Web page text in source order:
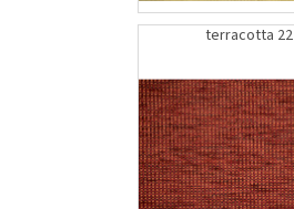
terracotta 22